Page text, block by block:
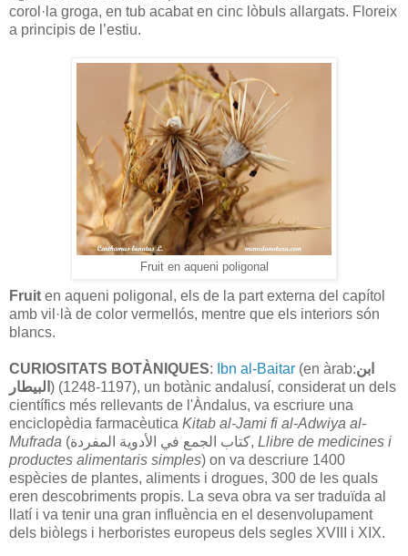
corol·la groga, en tub acabat en cinc lòbuls allargats. Floreix
a principis de l’estiu.
Fruit en aqueni poligonal
Fruit en aqueni poligonal, els de la part externa del capítol
amb vil·là de color vermellós, mentre que els interiors són
blancs.
CURIOSITATS BOTÀNIQUES: Ibn al-Baitar (en àrab:ابن
البيطار ) (1197-1248), un botànic andalusí, considerat un dels
científics més rellevants de l'Àndalus, va escriure una
enciclopèdia farmacèutica Kitab al-Jami fi al-Adwiya al-
Mufrada ( كتاب الجمع في الأدوية المفردة , Llibre de medicines i
productes alimentaris simples) on va descriure 1400
espècies de plantes, aliments i drogues, 300 de les quals
eren descobriments propis. La seva obra va ser traduïda al
llatí i va tenir una gran influència en el desenvolupament
dels biòlegs i herboristes europeus dels segles XVIII i XIX.